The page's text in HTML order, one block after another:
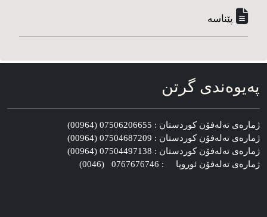
پێناسه‌
په‌یوه‌ندی گرتن
ژماره‌ی ته‌له‌فۆن کوردستان : 07506206655 (00964)
ژماره‌ی ته‌له‌فۆن کوردستان : 07504687209 (00964)
ژماره‌ی ته‌له‌فۆن کوردستان : 07504497138 (00964)
ژماره‌ی ته‌له‌فۆن ئوروپا : 0767676746 (0046)